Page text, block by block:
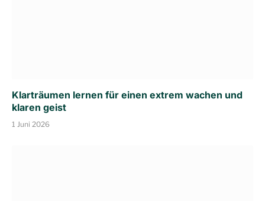
Klarträumen lernen für einen extrem wachen und
klaren geist
1 Juni 2026